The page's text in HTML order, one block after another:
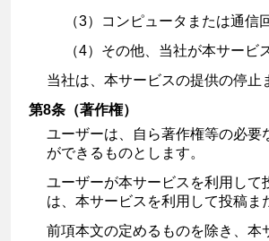
（3）コンピュータまたは通
（4）その他、当社が本サー
当社は、本サービスの提供の停止
第8条（著作権）
ユーザーは、自ら著作権等の必要
ができるものとします。
ユーザーが本サービスを利用し
は、本サービスを利用して投稿ま
前項本文の定めるものを除き、